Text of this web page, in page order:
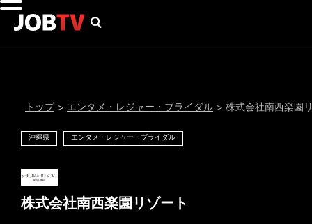
トップ > エンタメ・レジャー・ブライダル > 株式会社南西楽園
沖縄県 エンタメ・レジャー・ブライダル
株式会社南西楽園リゾート